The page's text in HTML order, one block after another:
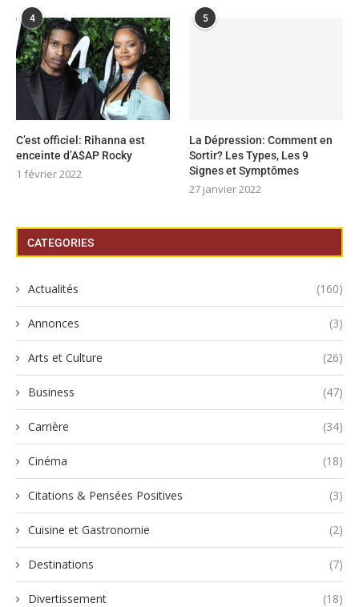
4
C’est officiel: Rihanna est
enceinte d’A$AP Rocky
1 février 2022
5
La Dépression: Comment en
Sortir? Les Types, Les 9
Signes et Symptômes
27 janvier 2022
CATEGORIES
Actualités (160)
Annonces (3)
Arts et Culture (26)
Business (47)
Carrière (34)
Cinéma (18)
Citations & Pensées Positives (3)
Cuisine et Gastronomie (2)
Destinations (7)
Divertissement (18)